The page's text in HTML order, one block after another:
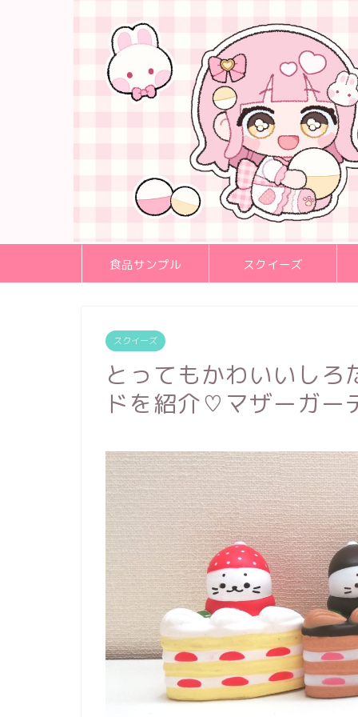
食品サンプル スクイーズ
スクイーズ
とってもかわいいし
ドを紹介♡マザーガ